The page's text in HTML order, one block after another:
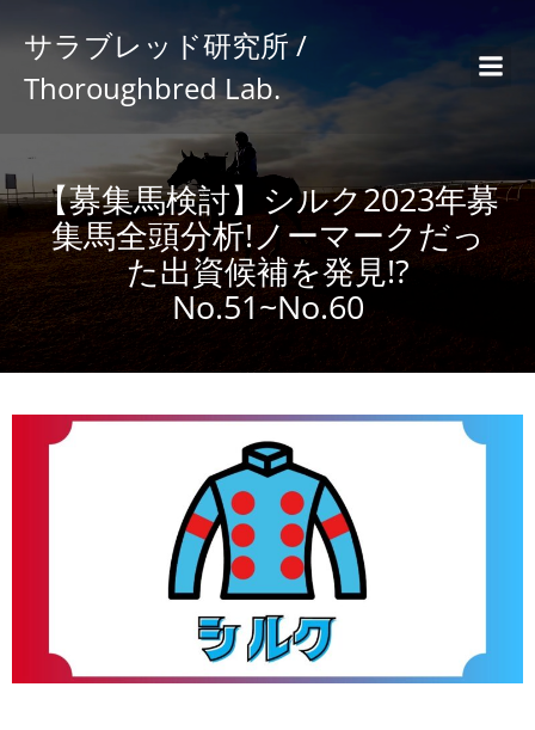
サラブレッド研究所 /
Thoroughbred Lab.
【募集馬検討】シルク2023年募
集馬全頭分析!ノーマークだっ
た出資候補を発見!?
No.51~No.60